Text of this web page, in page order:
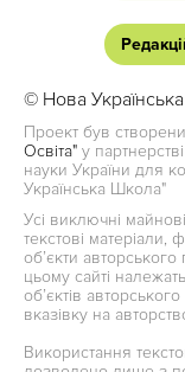
© Нова
Проект був
Освіта" у
науки України для
Українська Школа"
Усі виключні
текстові матеріали,
об’єкти
цьому сайті
об’єктів
вказівку на
Використання